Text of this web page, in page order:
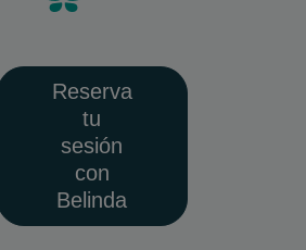
Reserva
tu
sesión
con
Belinda